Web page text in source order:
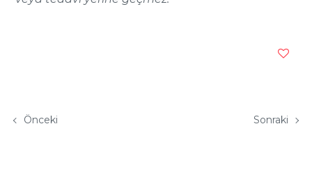
Önceki Sonraki